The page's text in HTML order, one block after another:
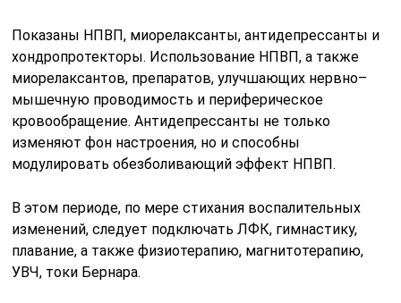
Показаны НПВП, миорелаксанты, антидепрессанты и
хондропротекторы. Использование НПВП, а также
миорелаксантов, препаратов, улучшающих нервно–
мышечную проводимость и периферическое
кровообращение. Антидепрессанты не только
изменяют фон настроения, но и способны
модулировать обезболивающий эффект НПВП.
В этом периоде, по мере стихания воспалительных
изменений, следует подключать ЛФК, гимнастику,
плавание, а также физиотерапию, магнитотерапию,
УВЧ, токи Бернара.